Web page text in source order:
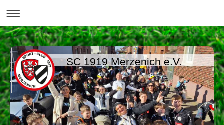
SC 1919 Merzenich e.V.